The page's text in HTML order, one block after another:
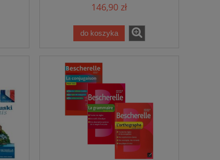
146,90 zł
do koszyka